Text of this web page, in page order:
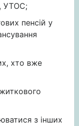
УТОС;
пенсій у
хто вже
з інших